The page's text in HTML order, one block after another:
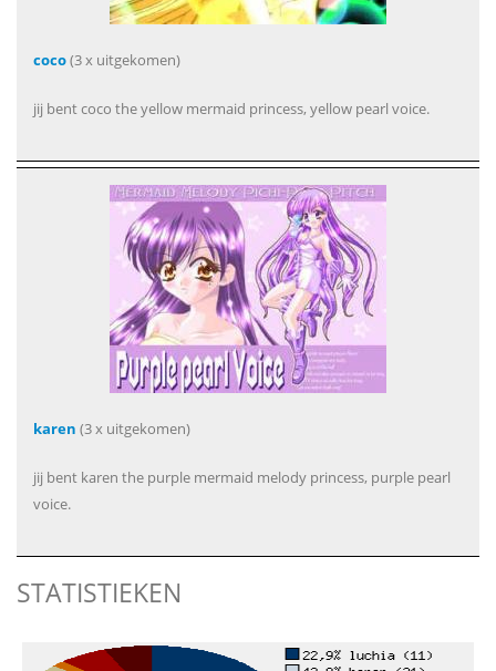
coco(3 x uitgekomen)
jij bent coco the yellow mermaid princess, yellow pearl voice.
karen (3 x uitgekomen)
jij bent karen the purple mermaid melody princess, purple pearl
voice.
STATISTIEKEN